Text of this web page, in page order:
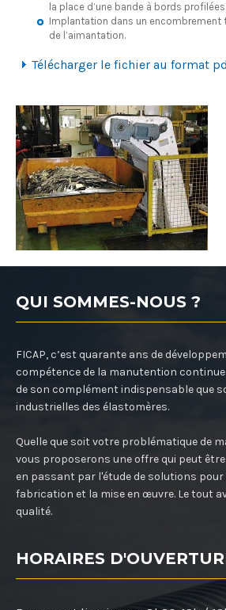
la place d’une bande à bords profilées.
Implantation dans un encombrement
de l’aimantation.
Télécharger le fichier au format
QUI SOMMES-NOUS ?
FICAP, c’est quarante ans de
compétence de la manutention
de son complément indispensable que
industrielles des élastomères.
Quelle que soit votre problématique de
vous proposerons une offre qui peut être
en passant par l'étude de solutions pour
fabrication et la mise en œuvre. Le tout
qualité.
HORAIRES